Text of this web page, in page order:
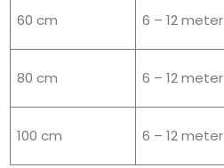
60 cm 6 – 12 meter
80 cm 6 – 12 meter
100 cm 6 – 12 meter